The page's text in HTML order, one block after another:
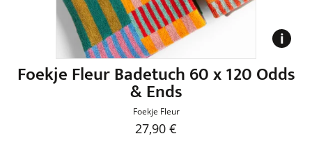
Foekje Fleur Badetuch 60 x 120 Odds
& Ends
Foekje Fleur
27,90 €